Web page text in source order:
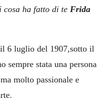
cosa ha fatto di te Frida
6 luglio del 1907,sotto il
sempre stata una persona
molto passionale e